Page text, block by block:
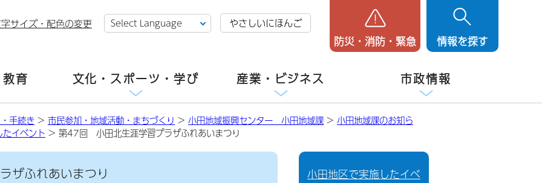
サイズ・配色の変更 やさしいにほんご
防災・消防・緊急 情報を探す
育 文化・スポーツ・学び 産業・ビジネス 市政情報
手続き > 市民参加・地域活動・まちづくり > 小田地域振興センター 小田地域課 > 小田地域課のお知ら
イベント > 第47回 小田北生涯学習プラザふれあいまつり
ザふれあいまつり
小田地区で実施したイベ